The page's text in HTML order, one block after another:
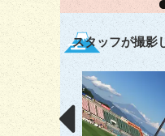
スタッフが撮影